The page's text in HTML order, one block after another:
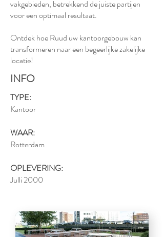
vakgebieden, betrekkend de juiste partijen
voor een optimaal resultaat.
Ontdek hoe Ruud uw kantoorgebouw kan
transformeren naar een begeerlijke zakelijke
locatie!
INFO
TYPE:
Kantoor
WAAR:
Rotterdam
OPLEVERING:
Julli 2000